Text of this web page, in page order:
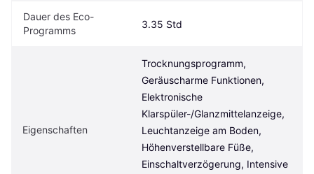
Dauer des Eco-
Programms
3.35 Std
Eigenschaften
Trocknungsprogramm,
Geräuscharme Funktionen,
Elektronische
Klarspüler-/Glanzmittelanzeige,
Leuchtanzeige am Boden,
Höhenverstellbare Füße,
Einschaltverzögerung, Intensive